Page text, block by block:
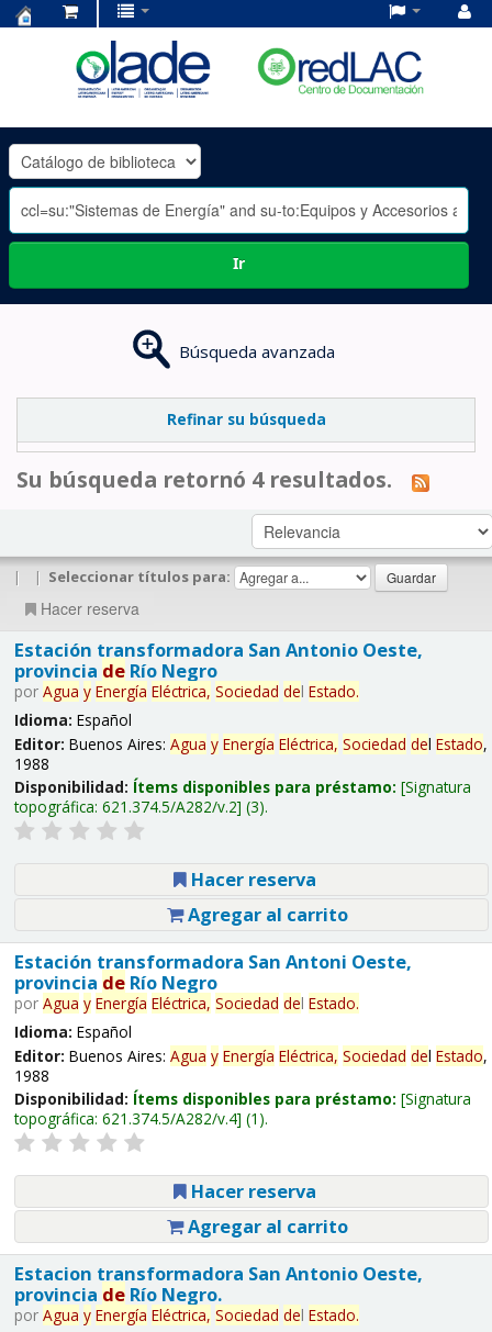
OLADE
-
Ir
Búsqueda avanzada
Refinar su búsqueda
Su búsqueda retornó 4 resultados.
| | Seleccionar títulos para:
Hacer reserva
Estación transformadora San Antonio Oeste,
provincia deRío Negro
por Agua y Energía Eléctrica, Sociedad del Estado.
Idioma: Español
Editor: Buenos Aires: Agua y Energía Eléctrica, Sociedad del Estado,
1988
Disponibilidad: Ítems disponibles para préstamo: Signatura
topográfica: 621.374.5/A282/v.2 (3).
Hacer reserva
Agregar al carrito
Estación transformadora San Antoni Oeste,
provincia deRío Negro
por Agua y Energía Eléctrica, Sociedad del Estado.
Idioma: Español
Editor: Buenos Aires: Agua y Energía Eléctrica, Sociedad del Estado,
1988
Disponibilidad: Ítems disponibles para préstamo: Signatura
topográfica: 621.374.5/A282/v.4 (1).
Hacer reserva
Agregar al carrito
Estacion transformadora San Antonio Oeste,
provincia deRío Negro.
por Agua y Energía Eléctrica, Sociedad del Estado.